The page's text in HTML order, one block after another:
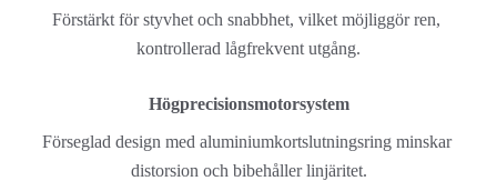
Förstärkt för styvhet och snabbhet, vilket möjliggör ren,
kontrollerad lågfrekvent utgång.
Högprecisionsmotorsystem
Förseglad design med aluminiumkortslutningsring minskar
distorsion och bibehåller linjäritet.